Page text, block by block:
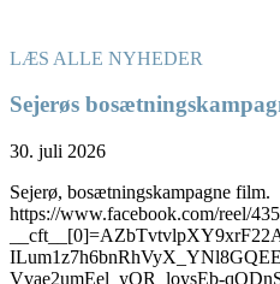
LÆS ALLE NYHEDER
Sejerøs
30. juli 2026
Sejerø, bosætningskampagne film.
https://www.facebook.com/reel/
Vvae2umEel_yQR_loysEb-